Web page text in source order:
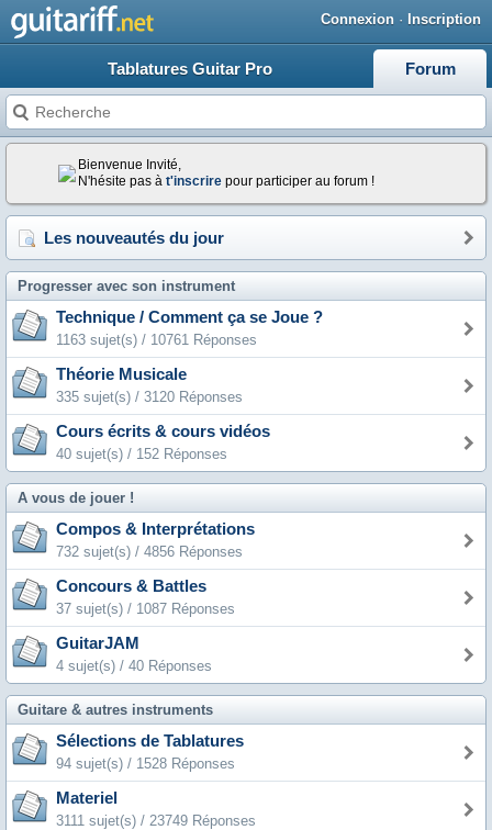
Connexion · Inscription
Tablatures Guitar Pro Forum
Bienvenue Invité,
N'hésite pas à t'inscrire pour participer au forum !
Les nouveautés du jour
Progresser avec son instrument
Technique / Comment ça se Joue ?
1163 sujet(s) / 10761 Réponses
Théorie Musicale
335 sujet(s) / 3120 Réponses
Cours écrits & cours vidéos
40 sujet(s) / 152 Réponses
A vous de jouer !
Compos & Interprétations
732 sujet(s) / 4856 Réponses
Concours & Battles
37 sujet(s) / 1087 Réponses
GuitarJAM
4 sujet(s) / 40 Réponses
Guitare & autres instruments
Sélections de Tablatures
94 sujet(s) / 1528 Réponses
Materiel
3111 sujet(s) / 23749 Réponses